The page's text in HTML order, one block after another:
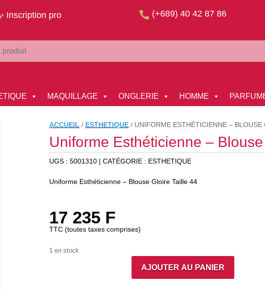
Inscription pro  (+689) 40 42 87 86
MAQUILLAGE ONGLERIE HOMME
ACCUEIL / ESTHETIQUE / UNIFORME ESTHÉTICIENNE –
Uniforme Esthéticienne –
UGS : 5001310 CATÉGORIE : ESTHETIQUE
Uniforme Esthéticienne – Blouse Gloire Taille 44
17 235 F
TTC (toutes taxes comprises)
1 en stock
AJOUTER AU PANIER